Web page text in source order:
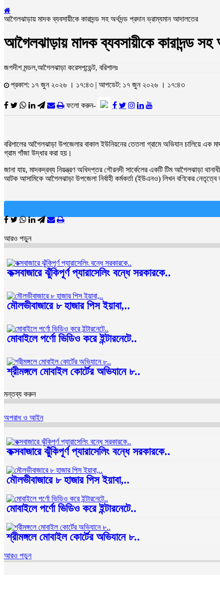
আগৈলঝাড়ায় মাদক ব্যবসায়ীকে কারাদন্ড সহ অর্থদন্ড প্রদান ভ্রাম্যমান আদালতের
আগৈলঝাড়ায় মাদক ব্যবসায়ীকে কারাদন্ড
জগদীশ মন্ডল,আগৈলঝাড়া করেসপন্ডেন্ট, বরিশালঃ
প্রকাশ: ১৭ জুন ২০২৬ । ১৭:৪৩ | আপডেট: ১৭ জুন ২০২৬ । ১৭:৪৩
ফলো করুন-
বরিশালের আগৈলঝাড়া উপজেলার বাকাল ইউনিয়নের তেতলা গ্রামে অভিযান চালিয়ে
গ্রাম গাঁজা উদ্ধার করা হয়।
জানা যায়, মাদকদ্রব্য নিয়ন্ত্রণ অধিদপ্তর গৌরনদী সার্কেলের একটি টিম আগৈলঝাড়া
আটক আসামিকে আগৈলঝাড়া উপজেলা নির্বাহী কর্মকর্তা (ইউএনও) লিখন বণিকের
আরও পড়ুন
কক্সবাজারে ঝুঁকিপূর্ণ প্যারাসেলিং বন্ধে সরকারকে..
মৌলভীবাজারে ৮ হাজার পিস ইয়াবা,..
মোবাইলে পর্ণো ভিডিও করে ইন্টারনেটে..
শ্রীমঙ্গলে মোবাইল কোর্টের অভিযানে ৮..
মন্তব্য করুন
অপরাধ ও আইন
কক্সবাজারে ঝুঁকিপূর্ণ প্যারাসেলিং বন্ধে সরকারকে..
মৌলভীবাজারে ৮ হাজার পিস ইয়াবা,..
মোবাইলে পর্ণো ভিডিও করে ইন্টারনেটে..
শ্রীমঙ্গলে মোবাইল কোর্টের অভিযানে ৮..
আরও পড়ুন